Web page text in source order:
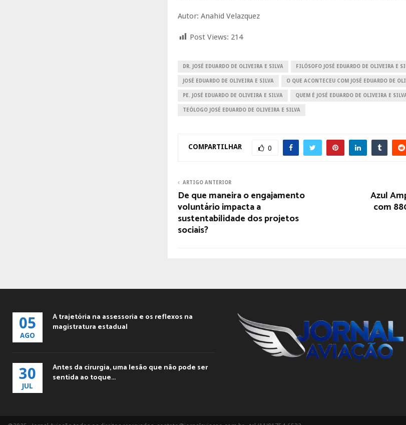
Autor: Anahid Velazquez
Post Views: 214
DR. JOSÉ EDUARDO DE OLIVEIRA E SILVA FILÓSOFO JOSÉ EDUARDO DE OLIVEIRA E
JOSÉ EDUARDO DE OLIVEIRA E SILVA O QUE ACONTECEU COM JOSÉ EDUARDO DE
PE. JOSÉ EDUARDO DE OLIVEIRA E SILVA QUEM É JOSÉ EDUARDO DE OLIVEIRA E
TEÓLOGO JOSÉ EDUARDO DE OLIVEIRA E SILVA
COMPARTILHAR 0
ARTIGO ANTERIOR
De que maneira o engajamento
voluntário impacta a
sustentabilidade dos projetos
sociais?
Azul
com
05
AGO
A trajetória na assessoria e os reflexos na
magistratura estadual
30
JUL
Antes da cirurgia, uma lesão que não pode ser
sentida ao toque...